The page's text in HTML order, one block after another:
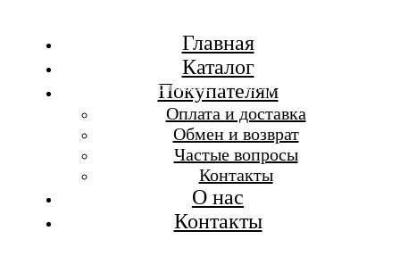
Бесплатная доставка при заказе от 7 000 р.
Главная
Каталог
Покупателям
Оплата и доставка
Обмен и возврат
Частые вопросы
Контакты
О нас
Контакты